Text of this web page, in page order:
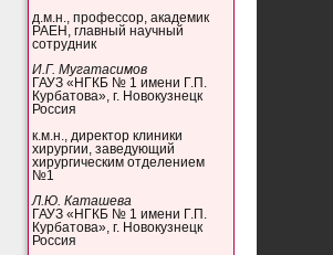
д.м.н., профессор, академик
РАЕН, главный научный
сотрудник
И.Г. Мугатасимов
ГАУЗ «НГКБ № 1 имени Г.П.
Курбатова», г. Новокузнецк
Россия
к.м.н., директор клиники
хирургии, заведующий
хирургическим отделением
№1
Л.Ю. Каташева
ГАУЗ «НГКБ № 1 имени Г.П.
Курбатова», г. Новокузнецк
Россия